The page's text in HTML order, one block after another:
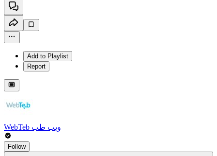
Add to Playlist
Report
WebTeb ويب طب
Follow